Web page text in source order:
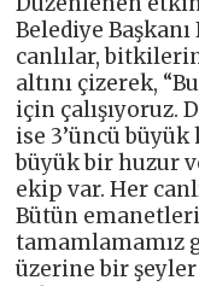
Belediye
canlılar,
altını çizerek,
için çalışıyoruz.
ise 3’üncü
büyük bir huzur
ekip var. Her
Bütün emanetleri
tamamlamamız
üzerine bir